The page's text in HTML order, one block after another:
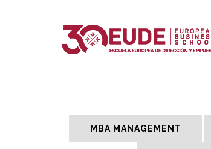
MBA MANAGEMENT